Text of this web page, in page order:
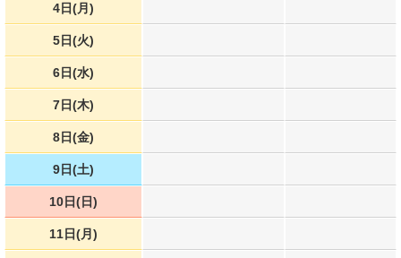
4日(月)
5日(火)
6日(水)
7日(木)
8日(金)
9日(土)
10日(日)
11日(月)